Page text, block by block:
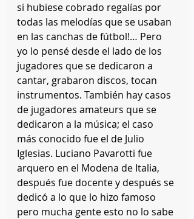
si hubiese cobrado regalías por
todas las melodías que se usaban
en las canchas de fútbol!… Pero
yo lo pensé desde el lado de los
jugadores que se dedicaron a
cantar, grabaron discos, tocan
instrumentos. También hay casos
de jugadores amateurs que se
dedicaron a la música; el caso
más conocido fue el de Julio
Iglesias. Luciano Pavarotti fue
arquero en el Modena de Italia,
después fue docente y después se
dedicó a lo que lo hizo famoso
pero mucha gente esto no lo sabe